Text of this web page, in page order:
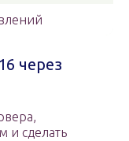
через
и сделать